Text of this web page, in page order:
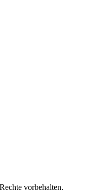
vorbehalten.